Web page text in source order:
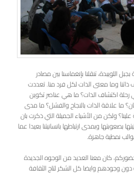
اللويبدة، تنقلنا بإنغماسنا بين مصادر
وما معنى الذات لكل فرد منا. تعددت
رحلة اكتشاف الذات؟ ما هي عناصر تكوين
ما علاقة الذات بالنجاح والفشل؟ ما مدى
علينا؟ ولكن من الأشياء الجميلة التي ذكرت بان
بصعوبتها وبمدى ارتباطها بانسانيتنا بعيدا عما
نمطية جاهزة.
كان معنا العديد من الوجوه الجديدة
دون وجودهم وايضا كل الشكر لتاج الثقافة